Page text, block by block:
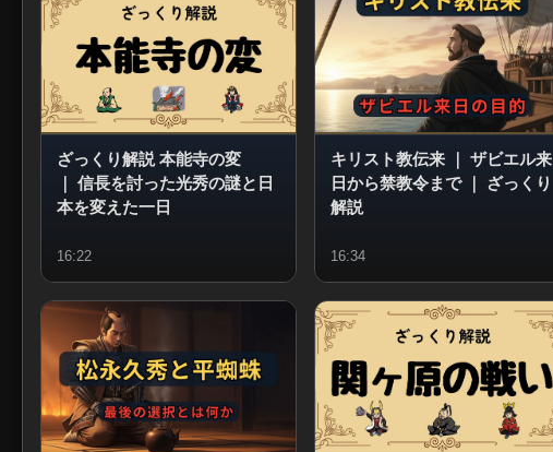
ざっくり解説 本能寺の変
｜信長を討った光秀の謎と日
本を変えた一日
16:22
キリスト教伝来 ｜ザビエル来
日から禁教令まで｜
ざっくり
解説
16:34